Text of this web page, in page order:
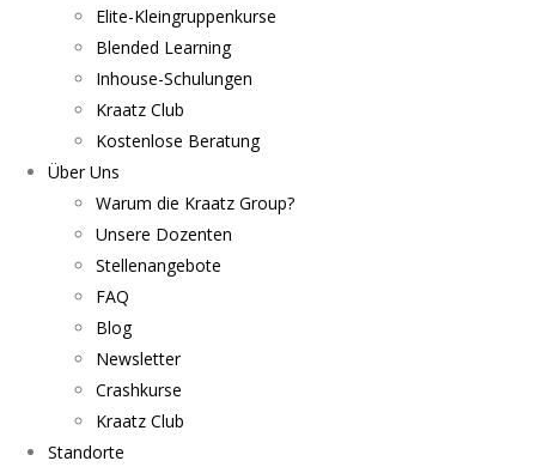
Elite-Kleingruppenkurse
Blended Learning
Inhouse-Schulungen
Kraatz Club
Kostenlose Beratung
Über Uns
Warum die Kraatz Group?
Unsere Dozenten
Stellenangebote
FAQ
Blog
Newsletter
Crashkurse
Kraatz Club
Standorte